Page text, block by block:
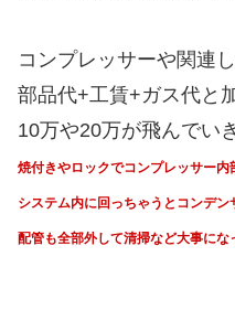
コンプレッサーや関連
部品代+工賃+ガス代と
10万や20万が飛んでい
焼付きやロックでコンプレッサー内
システム内に回っちゃうと コンデン
配管も全部外して清掃など大事にな